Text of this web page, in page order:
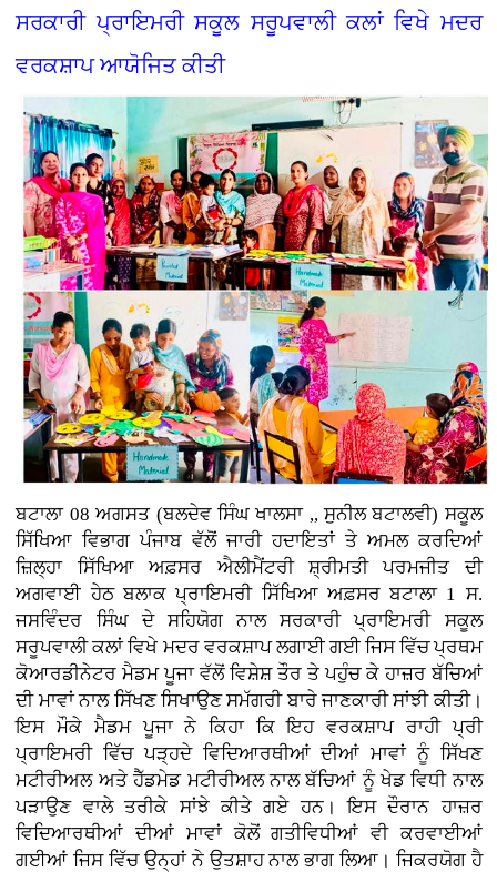
ਸਰਕਾਰੀ ਪ੍ਰਾਇਮਰੀ ਸਕੂਲ ਸਰੂਪਵਾਲੀ ਕਲਾਂ ਵਿਖੇ ਮਦਰ
ਵਰਕਸ਼ਾਪ ਆਯੋਜਿਤ ਕੀਤੀ
ਬਟਾਲਾ 08 ਅਗਸਤ (ਬਲਦੇਵ ਸਿੰਘ ਖਾਲਸਾ ,, ਸੁਨੀਲ ਬਟਾਲਵੀ) ਸਕੂਲ
ਸਿੱਖਿਆ ਵਿਭਾਗ ਪੰਜਾਬ ਵੱਲੋਂ ਜਾਰੀ ਹਦਾਇਤਾਂ ਤੇ ਅਮਲ ਕਰਦਿਆਂ
ਜ਼ਿਲ੍ਹਾ ਸਿੱਖਿਆ ਅਫ਼ਸਰ ਐਲੀਮੈਂਟਰੀ ਸ਼੍ਰੀਮਤੀ ਪਰਮਜੀਤ ਦੀ
ਅਗਵਾਈ ਹੇਠ ਬਲਾਕ ਪ੍ਰਾਇਮਰੀ ਸਿੱਖਿਆ ਅਫ਼ਸਰ ਬਟਾਲਾ 1 ਸ.
ਜਸਵਿੰਦਰ ਸਿੰਘ ਦੇ ਸਹਿਯੋਗ ਨਾਲ ਸਰਕਾਰੀ ਪ੍ਰਾਇਮਰੀ ਸਕੂਲ
ਸਰੂਪਵਾਲੀ ਕਲਾਂ ਵਿਖੇ ਮਦਰ ਵਰਕਸ਼ਾਪ ਲਗਾਈ ਗਈ ਜਿਸ ਵਿੱਚ ਪ੍ਰਥਮ
ਕੋਆਰਡੀਨੇਟਰ ਮੈਡਮ ਪੂਜਾ ਵੱਲੋਂ ਵਿਸ਼ੇਸ਼ ਤੌਰ ਤੇ ਪਹੁੰਚ ਕੇ ਹਾਜ਼ਰ ਬੱਚਿਆਂ
ਦੀ ਮਾਵਾਂ ਨਾਲ ਸਿੱਖਣ ਸਿਖਾਉਣ ਸਮੱਗਰੀ ਬਾਰੇ ਜਾਣਕਾਰੀ ਸਾਂਝੀ ਕੀਤੀ।
ਇਸ ਮੌਕੇ ਮੈਡਮ ਪੂਜਾ ਨੇ ਕਿਹਾ ਕਿ ਇਹ ਵਰਕਸ਼ਾਪ ਰਾਹੀ ਪ੍ਰੀ
ਪ੍ਰਾਇਮਰੀ ਵਿੱਚ ਪੜ੍ਹਦੇ ਵਿਦਿਆਰਥੀਆਂ ਦੀਆਂ ਮਾਵਾਂ ਨੂੰ ਸਿੱਖਣ
ਮਟੀਰੀਅਲ ਅਤੇ ਹੈੱਡਮੇਡ ਮਟੀਰੀਅਲ ਨਾਲ ਬੱਚਿਆਂ ਨੂੰ ਖੇਡ ਵਿਧੀ ਨਾਲ
ਪੜਾਉਣ ਵਾਲੇ ਤਰੀਕੇ ਸਾਂਝੇ ਕੀਤੇ ਗਏ ਹਨ। ਇਸ ਦੌਰਾਨ ਹਾਜ਼ਰ
ਵਿਦਿਆਰਥੀਆਂ ਦੀਆਂ ਮਾਵਾਂ ਕੋਲੋਂ ਗਤੀਵਿਧੀਆਂ ਵੀ ਕਰਵਾਈਆਂ
ਗਈਆਂ ਜਿਸ ਵਿੱਚ ਉਨ੍ਹਾਂ ਨੇ ਉਤਸ਼ਾਹ ਨਾਲ ਭਾਗ ਲਿਆ। ਜਿਕਰਯੋਗ ਹੈ